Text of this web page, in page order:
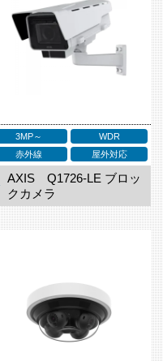
3MP～
WDR
赤外線
屋外対応
AXIS Q1726-LE ブロッ
クカメラ